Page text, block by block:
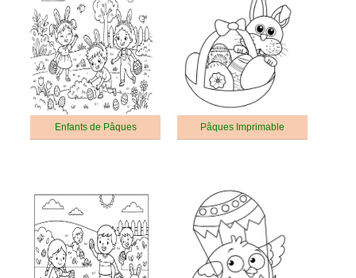
Enfants de Pâques Pâques Imprimable